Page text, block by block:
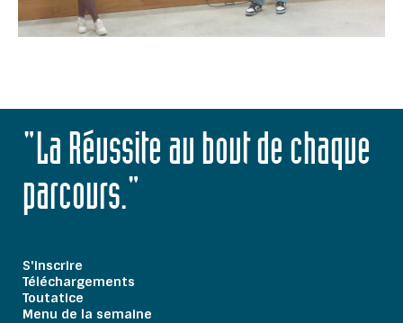
"La Réussite au bout de chaque
parcours."
S'inscrire
Téléchargements
Toutatice
Menu de la semaine